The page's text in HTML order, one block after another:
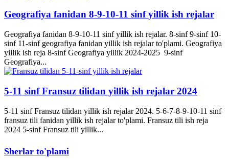
Geografiya fanidan 8-9-10-11 sinf yillik ish rejalar
Geografiya fanidan 8-9-10-11 sinf yillik ish rejalar. 8-sinf 9-sinf 10-
sinf 11-sinf geografiya fanidan yillik ish rejalar to'plami. Geografiya
yillik ish reja 8-sinf Geografiya yillik 2024-2025 9-sinf
Geografiya...
5-11 sinf Fransuz tilidan yillik ish rejalar 2024
5-11 sinf Fransuz tilidan yillik ish rejalar 2024. 5-6-7-8-9-10-11 sinf
fransuz tili fanidan yillik ish rejalar to'plami. Fransuz tili ish reja
2024 5-sinf Fransuz tili yillik...
Sherlar to'plami